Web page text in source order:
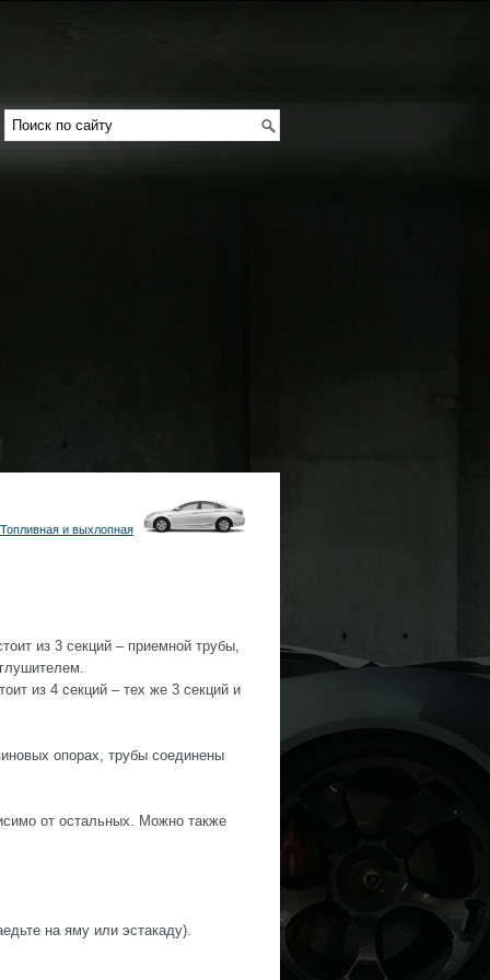
Топливная и выхлопная
из 3 секций – приемной трубы,
из 4 секций – тех же 3 секций и
опорах, трубы соединены
от остальных. Можно также
на яму или эстакаду).